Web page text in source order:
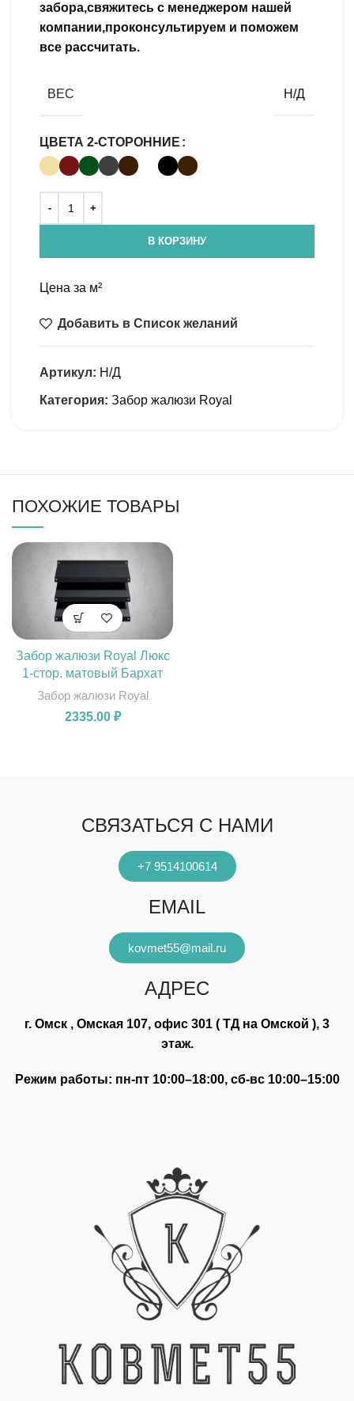
забора,свяжитесь с менеджером нашей
компании,проконсультируем и поможем
все рассчитать.
ВЕС Н/Д
ЦВЕТА 2-СТОРОННИЕ
В КОРЗИНУ
Цена за м²
Добавить в Список желаний
Артикул: Н/Д
Категория: Забор жалюзи Royal
ПОХОЖИЕ ТОВАРЫ
Забор жалюзи Royal Люкс
1-стор. матовый Бархат
Забор жалюзи Royal
2335.00 ₽
СВЯЗАТЬСЯ С НАМИ
+7 9514100614
EMAIL
kovmet55@mail.ru
АДРЕС
г. Омск , Омская 107, офис 301 ( ТД на Омской ), 3
этаж.
Режим работы: пн-пт 10:00–18:00, сб-вс 10:00–15:00